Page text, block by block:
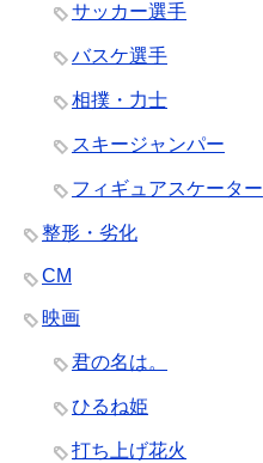
サッカー選手
バスケ選手
相撲・力士
スキージャンパー
フィギュアスケーター
整形・劣化
CM
映画
君の名は。
ひるね姫
打ち上げ花火